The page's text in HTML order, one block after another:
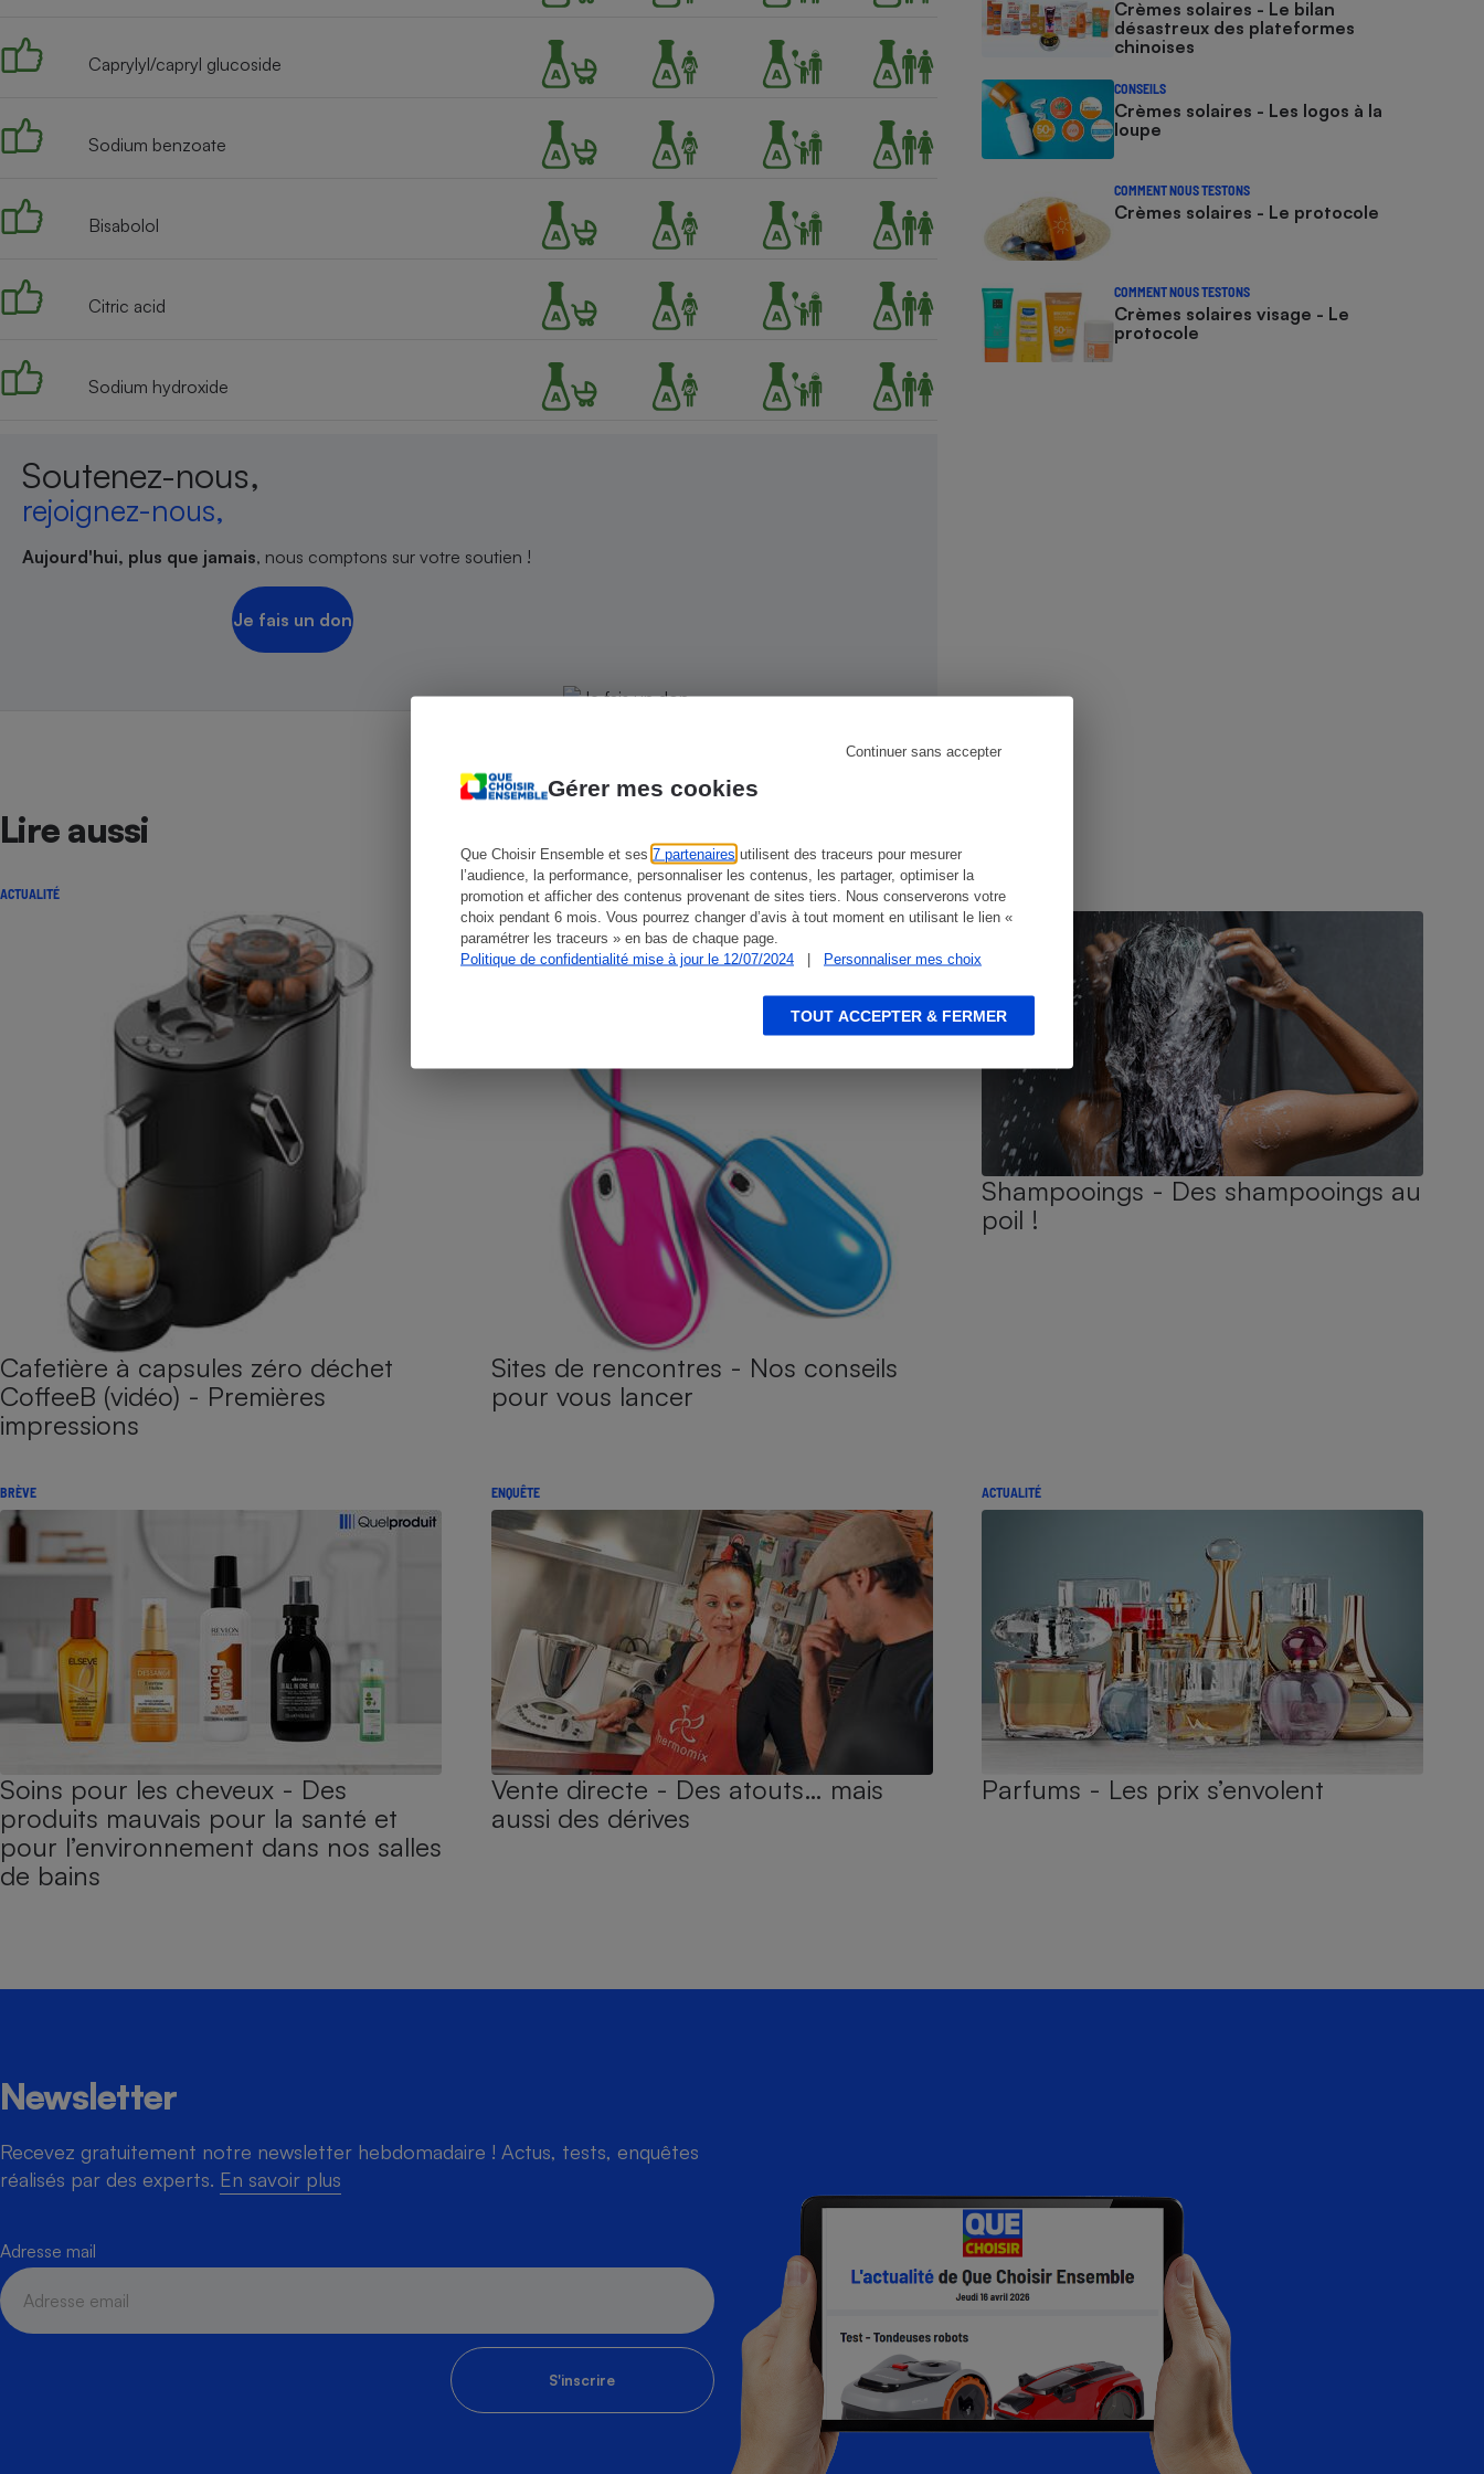
Gérer mes cookies
Que Choisir Ensemble et ses 7 partenaires utilisent des traceurs pour mesurer
l’audience, la performance, personnaliser les contenus, les partager, optimiser la
promotion et afficher des contenus provenant de sites tiers. Nous conserverons votre
choix pendant 6 mois. Vous pourrez changer d’avis à tout moment en utilisant le lien «
paramétrer les traceurs » en bas de chaque page.
Politique de confidentialité mise à jour le 12/07/2024
| Personnaliser mes choix
Continuer sans accepter
TOUT ACCEPTER & FERMER
Caprylyl/capryl glucoside
Sodium benzoate
Bisabolol
Citric acid
Sodium hydroxide
Soutenez-nous,
rejoignez-nous,
Aujourd'hui, plus que jamais, nous comptons sur votre soutien !
Je fais un don
Crèmes solaires - Le bilan
désastreux des plateformes
chinoises
CONSEILS
Crèmes solaires - Les logos à la
loupe
COMMENT NOUS TESTONS
Crèmes solaires - Le protocole
COMMENT NOUS TESTONS
Crèmes solaires visage - Le
protocole
Lire aussi
ACTUALITÉ
Cafetière à capsules zéro déchet
CoffeeB (vidéo) - Premières
impressions
CONSEILS
Sites de rencontres - Nos conseils
pour vous lancer
GUIDE D'ACHAT
Shampooings - Des shampooings au
poil !
BRÈVE
Soins pour les cheveux - Des
produits mauvais pour la santé et
pour l’environnement dans nos salles
de bains
ENQUÊTE
Vente directe - Des atouts… mais
aussi des dérives
ACTUALITÉ
Parfums - Les prix s’envolent
Newsletter
Recevez gratuitement notre newsletter hebdomadaire ! Actus, tests, enquêtes
réalisés par des experts. En savoir plus
Adresse mail
S'inscrire
Four encastrable
Aspirateur
Cafetière à expressos
Appareil photo
Électricité - Gaz
Lessive